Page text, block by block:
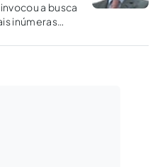
a busca
inúmeras